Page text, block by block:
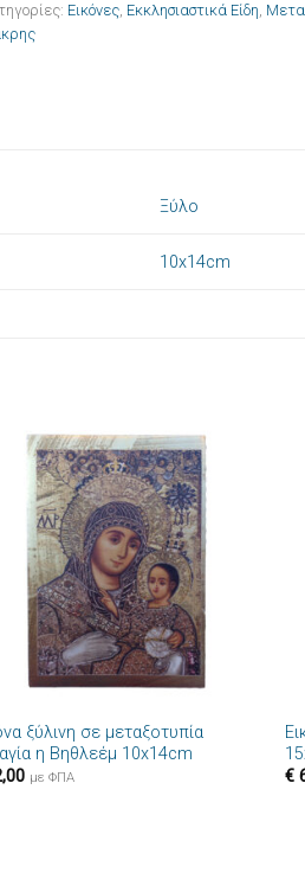
Εικόνες Εκκλησιαστικά Είδη
Ξύλο
10x14cm
Πρόσθήκη
στην λίστα
επιθυμιών
ξύλινη σε μεταξοτυπία
η Βηθλεέμ 10x14cm
με ΦΠΑ
€